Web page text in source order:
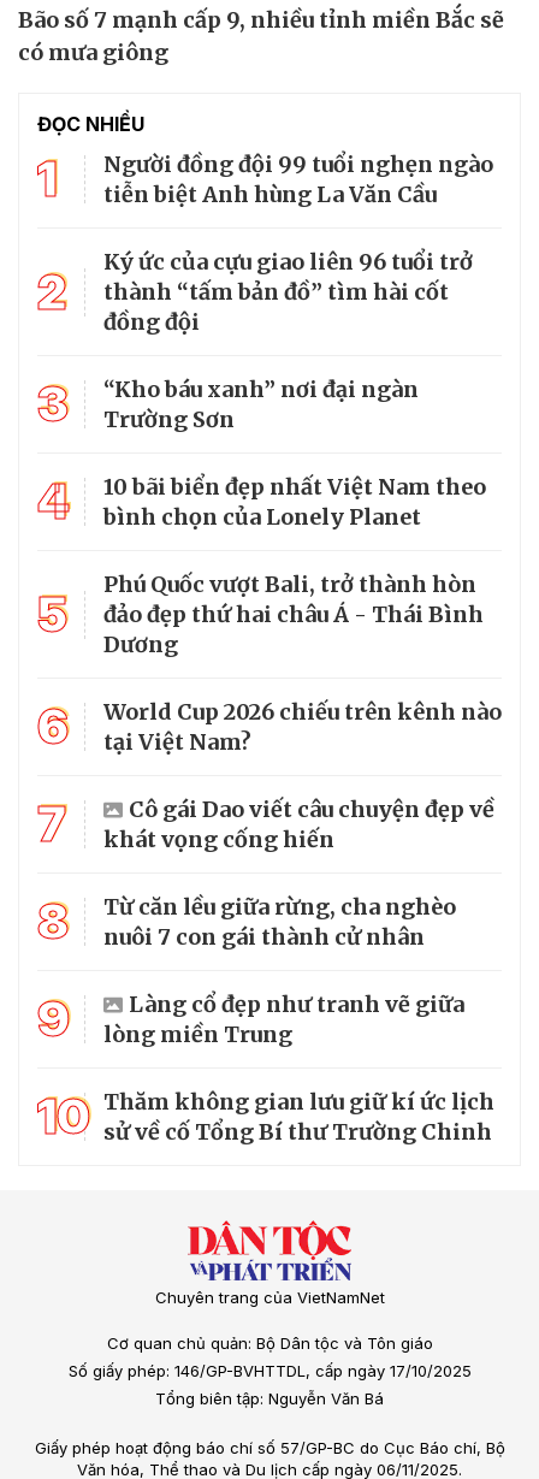
Bão số 7 mạnh cấp 9, nhiều tỉnh miền Bắc sẽ
có mưa giông
ĐỌC NHIỀU
1
Người đồng đội 99 tuổi nghẹn ngào
tiễn biệt Anh hùng La Văn Cầu
2
Ký ức của cựu giao liên 96 tuổi trở
thành “tấm bản đồ” tìm hài cốt
đồng đội
3
“Kho báu xanh” nơi đại ngàn
Trường Sơn
4
10 bãi biển đẹp nhất Việt Nam theo
bình chọn của Lonely Planet
5
Phú Quốc vượt Bali, trở thành hòn
đảo đẹp thứ hai châu Á - Thái Bình
Dương
6
World Cup 2026 chiếu trên kênh nào
tại Việt Nam?
7
Cô gái Dao viết câu chuyện đẹp về
khát vọng cống hiến
8
Từ căn lều giữa rừng, cha nghèo
nuôi 7 con gái thành cử nhân
9
Làng cổ đẹp như tranh vẽ giữa
lòng miền Trung
10 Thăm không gian lưu giữ kí ức lịch
sử về cố Tổng Bí thư Trường Chinh
Chuyên trang của VietNamNet
Cơ quan chủ quản: Bộ Dân tộc và Tôn giáo
Số giấy phép: 146/GP-BVHTTDL, cấp ngày 17/10/2025
Tổng biên tập: Nguyễn Văn Bá
Giấy phép hoạt động báo chí số 57/GP-BC do Cục Báo chí, Bộ
Văn hóa, Thể thao và Du lịch cấp ngày 06/11/2025.